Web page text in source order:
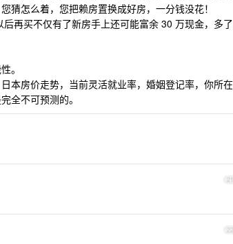
猜怎么着，您把赖房置换成好房，一分钱没花！
再买不仅有了新房手上还可能富余 30 万现金，多了
。
本房价走势，当前灵活就业率，婚姻登记率，你所在
全不可预测的。
21
22